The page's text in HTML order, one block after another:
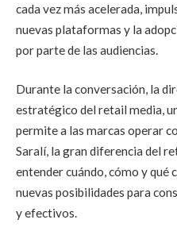
cada vez más acelerada,
nuevas plataformas y la
por parte de las audiencias.
Durante la conversación, la
estratégico del retail media,
permite a las marcas operar
Saralí, la gran diferencia del
entender cuándo, cómo y qué
nuevas posibilidades para
y efectivos.